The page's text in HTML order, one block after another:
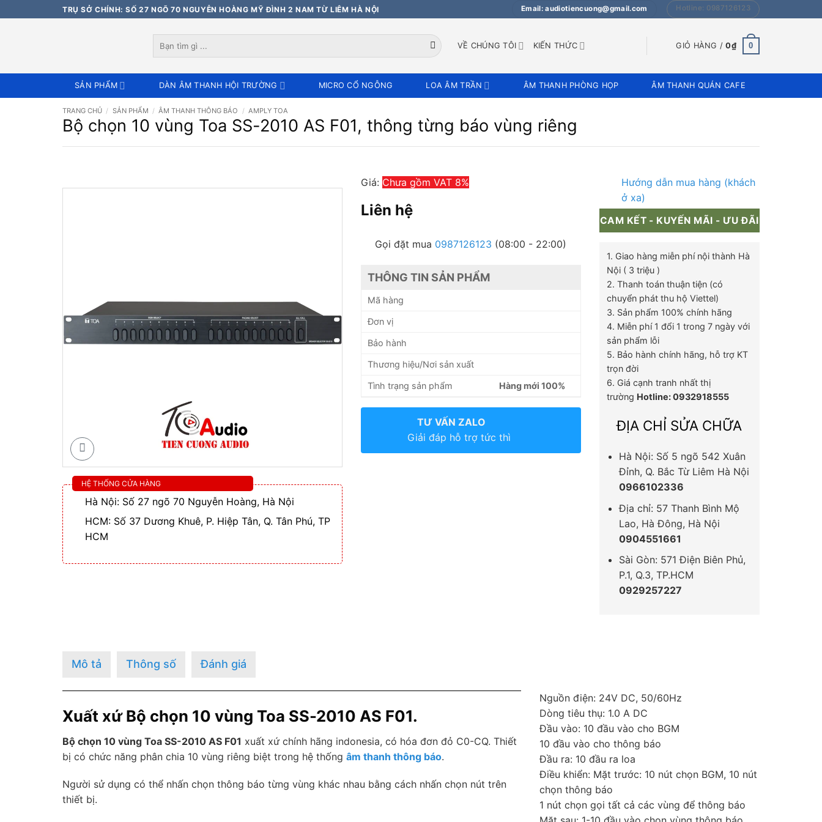
qua
TRỤ SỞ CHÍNH: SỐ 27 NGÕ 70 NGUYỄN HOÀNG MỸ ĐÌNH 2 NAM TỪ LIÊM HÀ NỘI Email: audiotiencuong@gmail.com Hotline: 0987126123
kiếm:
VỀ CHÚNG TÔI KIẾN THỨC GIỎ HÀNG /0₫ 0
SẢN PHẨM DÀN ÂM THANH HỘI TRƯỜNG MICRO CỔ NGỖNG LOA ÂM TRẦN ÂM THANH PHÒNG HỌP ÂM THANH QUÁN CAFE
TRANG CHỦ / SẢN PHẨM / ÂM THANH THÔNG BÁO / AMPLY TOA
Bộ chọn 10 vùng Toa SS-2010 AS F01, thông từng báo vùng riêng
HỆ THỐNG CỬA HÀNG
Hà Nội: Số 27 ngõ 70 Nguyễn Hoàng, Hà Nội
HCM: Số 37 Dương Khuê, P. Hiệp Tân, Q. Tân Phú, TP
HCM
Giá: Chưa gồm VAT 8%
Liên hệ
Gọi đặt mua 0987126123 (08:00 - 22:00)
THÔNG TIN SẢN PHẨM
Mã hàng
Đơn vị
Bảo hành
Thương hiệu/Nơi sản xuất
Tình trạng sản phẩm Hàng mới 100%
TƯ VẤN ZALO
Giải đáp hỗ trợ tức thì
Hướng dẫn mua hàng (khách
ở xa)
CAM KẾT - KUYẾN MÃI - ƯU ĐÃI
1. Giao hàng miễn phí nội thành Hà
Nội ( 3 triệu )
2. Thanh toán thuận tiện (có
chuyển phát thu hộ Viettel)
3. Sản phẩm 100% chính hãng
4. Miễn phí 1 đổi 1 trong 7 ngày với
sản phẩm lỗi
5. Bảo hành chính hãng, hỗ trợ KT
trọn đời
6. Giá cạnh tranh nhất thị
trường Hotline: 0932918555
ĐỊA CHỈ SỬA CHỮA
Hà Nội: Số 5 ngõ 542 Xuân
Đỉnh, Q. Bắc Từ Liêm Hà Nội
0966102336
Địa chỉ: 57 Thanh Bình Mộ
Lao, Hà Đông, Hà Nội
0904551661
Sài Gòn: 571 Điện Biên Phủ,
P.1, Q.3, TP.HCM
0929257227
Mô tả Thông số Đánh giá
Xuất xứ Bộ chọn 10 vùng Toa SS-2010 AS F01.
Bộ chọn 10 vùng Toa SS-2010 AS F01 xuất xứ chính hãng indonesia, có hóa đơn đỏ C0-CQ. Thiết
bị có chức năng phân chia 10 vùng riêng biệt trong hệ thống âm thanh thông báo.
Người sử dụng có thể nhấn chọn thông báo từng vùng khác nhau bằng cách nhấn chọn nút trên
thiết bị.
Nguồn điện: 24V DC, 50/60Hz
Dòng tiêu thụ: 1.0 A DC
Đầu vào: 10 đầu vào cho BGM
10 đầu vào cho thông báo
Đầu ra: 10 đầu ra loa
Điều khiển: Mặt trước: 10 nút chọn BGM, 10 nút
chọn thông báo
1 nút chọn gọi tất cả các vùng để thông báo